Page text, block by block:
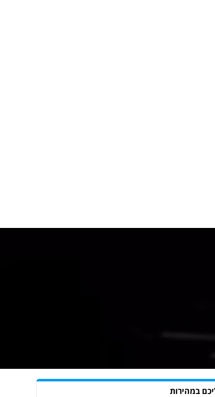
במהירות